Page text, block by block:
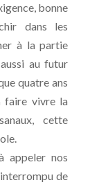
bonne
dans les
à la partie
au futur
quatre ans
faire vivre la
cette
appeler nos
de